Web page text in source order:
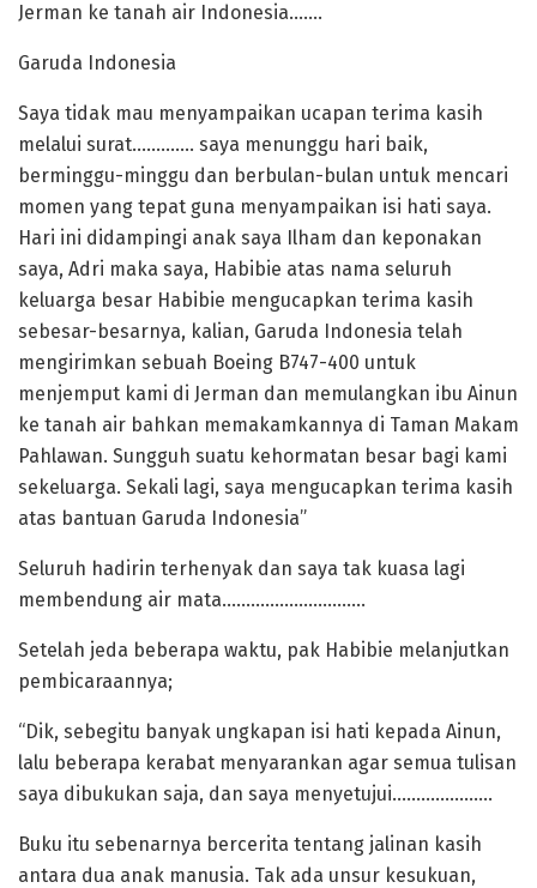
Jerman ke tanah air Indonesia…….
Garuda Indonesia
Saya tidak mau menyampaikan ucapan terima kasih
melalui surat…………. saya menunggu hari baik,
berminggu-minggu dan berbulan-bulan untuk mencari
momen yang tepat guna menyampaikan isi hati saya.
Hari ini didampingi anak saya Ilham dan keponakan
saya, Adri maka saya, Habibie atas nama seluruh
keluarga besar Habibie mengucapkan terima kasih
sebesar-besarnya, kalian, Garuda Indonesia telah
mengirimkan sebuah Boeing B747-400 untuk
menjemput kami di Jerman dan memulangkan ibu Ainun
ke tanah air bahkan memakamkannya di Taman Makam
Pahlawan. Sungguh suatu kehormatan besar bagi kami
sekeluarga. Sekali lagi, saya mengucapkan terima kasih
atas bantuan Garuda Indonesia”
Seluruh hadirin terhenyak dan saya tak kuasa lagi
membendung air mata…………………………
Setelah jeda beberapa waktu, pak Habibie melanjutkan
pembicaraannya;
“Dik, sebegitu banyak ungkapan isi hati kepada Ainun,
lalu beberapa kerabat menyarankan agar semua tulisan
saya dibukukan saja, dan saya menyetujui…………………
Buku itu sebenarnya bercerita tentang jalinan kasih
antara dua anak manusia. Tak ada unsur kesukuan,